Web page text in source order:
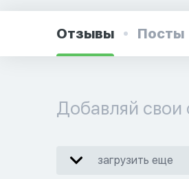
Отзывы Посты
Добавляй свои
загрузить еще